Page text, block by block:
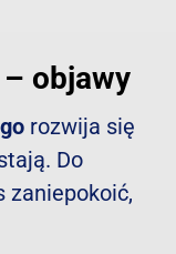
objawy
rozwija się
Do
zaniepokoić,